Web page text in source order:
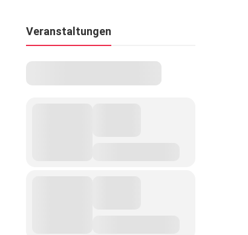
Veranstaltungen